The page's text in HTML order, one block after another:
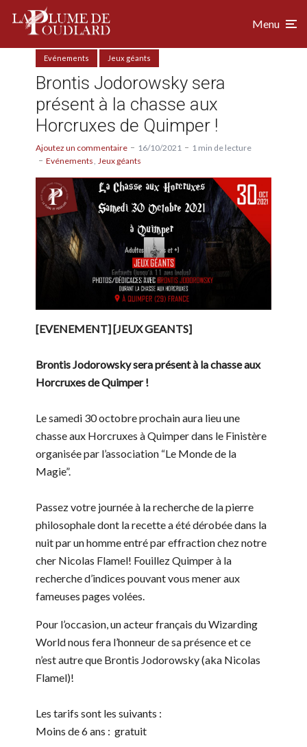
Menu
Evénements Jeux géants
Brontis Jodorowsky sera
présent à la chasse aux
Horcruxes de Quimper !
Ajoutez un commentaire 16/10/2021
1 min de lecture
Evénements
Jeux géants
[EVENEMENT] [JEUX GEANTS]
Brontis Jodorowsky sera présent à la chasse aux
Horcruxes de Quimper !
Le samedi 30 octobre prochain aura lieu une
chasse aux Horcruxes à Quimper dans le Finistère
organisée par l’association “Le Monde de la
Magie”.
Passez votre journée à la recherche de la pierre
philosophale dont la recette a été dérobée dans la
nuit par un homme entré par effraction chez notre
cher Nicolas Flamel! Fouillez Quimper à la
recherche d’indices pouvant vous mener aux
fameuses pages volées.
Pour l’occasion, un acteur français du Wizarding
World nous fera l’honneur de sa présence et ce
n’est autre que Brontis Jodorowsky (aka Nicolas
Flamel)!
Les tarifs sont les suivants :
Moins de 6 ans : gratuit